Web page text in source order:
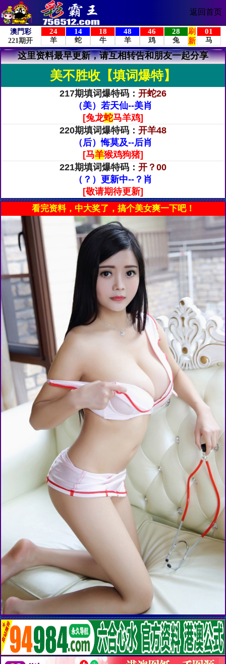
返回首页
这里资料最早更新，请互相转告和朋友一起分享
美不胜收【填词爆特】
217期填词爆特码： 开蛇26
（美）若天仙--美肖
[兔龙蛇马羊鸡]
220期填词爆特码： 开羊48
（后）悔莫及--后肖
[马羊猴鸡狗猪]
221期填词爆特码： 开？00
（？）更新中--？肖
[敬请期待更新]
看完资料，中大奖了，搞个美女爽一下吧！